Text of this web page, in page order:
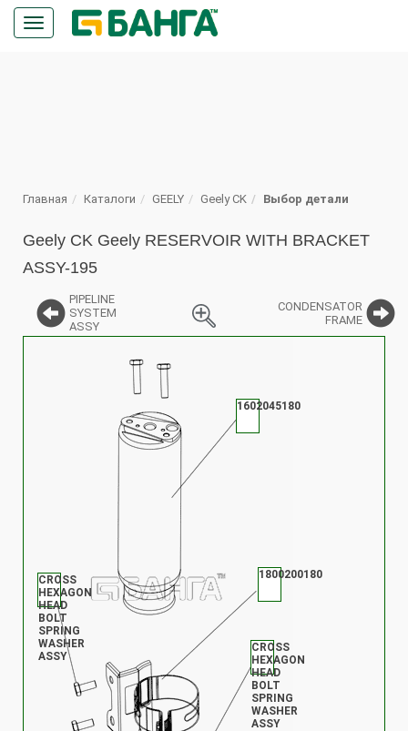
Кнопка
меню
Главная Каталоги GEELY Geely CK Выбор детали
Geely CK Geely RESERVOIR WITH BRACKET
ASSY-195
PIPELINE
SYSTEM
ASSY
CONDENSATOR
FRAME
CROSS
HEXAGON
HEAD
BOLT
SPRING
WASHER
ASSY
CROSS
HEXAGON
HEAD
BOLT
SPRING
WASHER
ASSY
1602045180
1800200180